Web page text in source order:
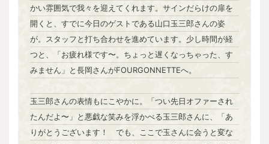
かい雰囲気で我々を迎えてくれます。サインだらけの扉を
開くと、すでに今日のゲストである山口玉三郎さんの姿
が。スタッフと打ち合わせを進めています。少し時間が経
つと、「お疲れ様です〜。ちょっと遅くなっちゃった、す
みません」と長岡さんがFOURGONNETTEへ。
玉三郎さんの表情もにこやかに。「つい先日オファーされ
たんだよ〜」と悪戯な笑みを浮かべる玉三郎さんに、「あ
りがとうございます！ でも、ここで玉さんに会うと変な